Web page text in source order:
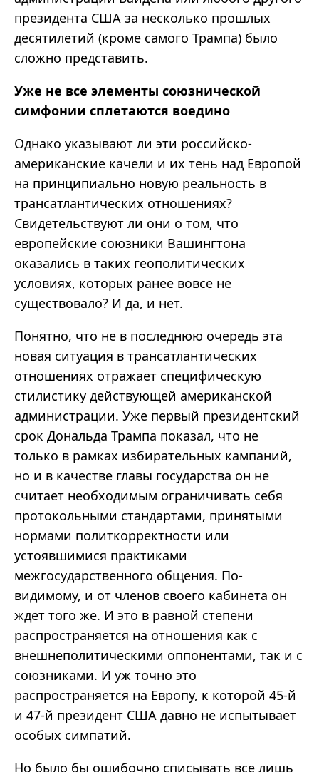
президента США за несколько прошлых
десятилетий (кроме самого Трампа) было
сложно представить.
Уже не все элементы союзнической
симфонии сплетаются воедино
Однако указывают ли эти российско-
американские качели и их тень над Европой
на принципиально новую реальность в
трансатлантических отношениях?
Свидетельствуют ли они о том, что
европейские союзники Вашингтона
оказались в таких геополитических
условиях, которых ранее вовсе не
существовало? И да, и нет.
Понятно, что не в последнюю очередь эта
новая ситуация в трансатлантических
отношениях отражает специфическую
стилистику действующей американской
администрации. Уже первый президентский
срок Дональда Трампа показал, что не
только в рамках избирательных кампаний,
но и в качестве главы государства он не
считает необходимым ограничивать себя
протокольными стандартами, принятыми
нормами политкорректности или
устоявшимися практиками
межгосударственного общения. По-
видимому, и от членов своего кабинета он
ждет того же. И это в равной степени
распространяется на отношения как с
внешнеполитическими оппонентами, так и с
союзниками. И уж точно это
распространяется на Европу, к которой 45-й
и 47-й президент США давно не испытывает
особых симпатий.
Но было бы ошибочно списывать все лишь